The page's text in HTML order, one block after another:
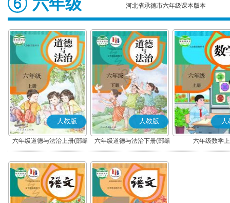
河北省承德市六年级课本版本
人教版
六年级道德与法治上册(部编
版)
人教版
六年级道德与法治下册(部编
版)
人
六年级数学